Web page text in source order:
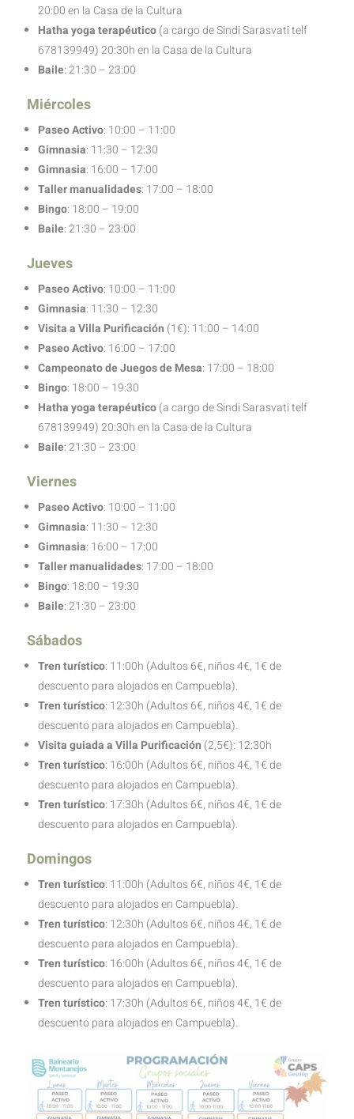
20:00 en la Casa de la Cultura
Hatha yoga terapéutico(a cargo de Sindi Sarasvati telf
678139949) 20:30h en la Casa de la Cultura
Baile: 21:30 – 23:00
Miércoles
PaseoActivo: 10:00 – 11:00
Gimnasia: 11:30 – 12:30
Gimnasia: 16:00 – 17:00
Taller manualidades: 17:00 – 18:00
Bingo: 18:00 – 19:00
Baile: 21:30 – 23:00
Jueves
PaseoActivo: 10:00 – 11:00
Gimnasia: 11:30 – 12:30
Visita a Villa Purificación (1€): 11:00 – 14:00
Paseo Activo: 16:00 – 17:00
Campeonato de Juegos de Mesa: 17:00 – 18:00
Bingo: 18:00 – 19:30
Hatha yoga terapéutico(a cargo de Sindi Sarasvati telf
678139949) 20:30h en la Casa de la Cultura
Baile: 21:30 – 23:00
Viernes
PaseoActivo: 10:00 – 11:00
Gimnasia: 11:30 – 12:30
Gimnasia: 16:00 – 17:00
Taller manualidades: 17:00 – 18:00
Bingo: 18:00 – 19:30
Baile: 21:30 – 23:00
Sábados
Tren turístico: 11:00h (Adultos 6€, niños 4€, 1€ de
descuento para alojados en Campuebla).
Tren turístico: 12:30h (Adultos 6€, niños 4€, 1€ de
descuento para alojados en Campuebla).
Visita guiada a Villa Purificación (2,5€): 12:30h
Tren turístico: 16:00h (Adultos 6€, niños 4€, 1€ de
descuento para alojados en Campuebla).
Tren turístico: 17:30h (Adultos 6€, niños 4€, 1€ de
descuento para alojados en Campuebla).
Domingos
Tren turístico: 11:00h (Adultos 6€, niños 4€, 1€ de
descuento para alojados en Campuebla).
Tren turístico: 12:30h (Adultos 6€, niños 4€, 1€ de
descuento para alojados en Campuebla).
Tren turístico: 16:00h (Adultos 6€, niños 4€, 1€ de
descuento para alojados en Campuebla).
Tren turístico: 17:30h (Adultos 6€, niños 4€, 1€ de
descuento para alojados en Campuebla).